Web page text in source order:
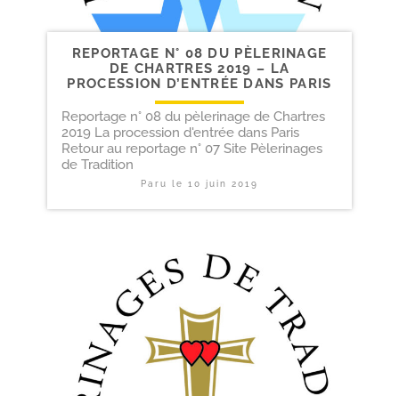
REPORTAGE N° 08 DU PÈLERINAGE
DE CHARTRES 2019 – LA
PROCESSION D’ENTRÉE DANS PARIS
Reportage n° 08 du pèlerinage de Chartres
2019 La procession d'entrée dans Paris
Retour au reportage n° 07 Site Pèlerinages
de Tradition
Paru le 10 juin 2019